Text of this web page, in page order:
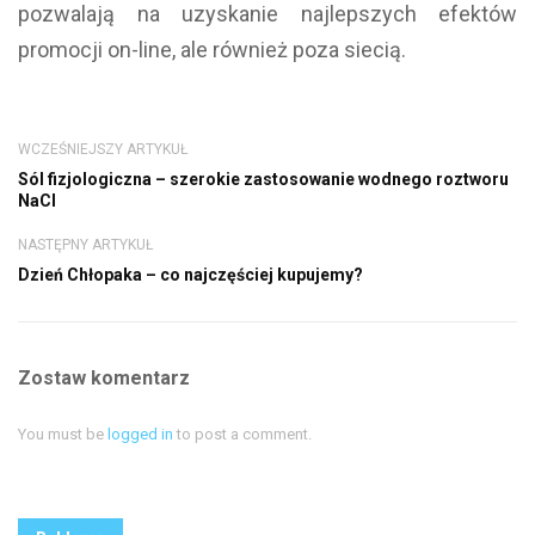
pozwalają na uzyskanie najlepszych efektów
promocji on-line, ale również poza siecią.
WCZEŚNIEJSZY ARTYKUŁ
Sól fizjologiczna – szerokie zastosowanie wodnego roztworu
NaCl
NASTĘPNY ARTYKUŁ
Dzień Chłopaka – co najczęściej kupujemy?
Zostaw komentarz
You must be logged in to post a comment.